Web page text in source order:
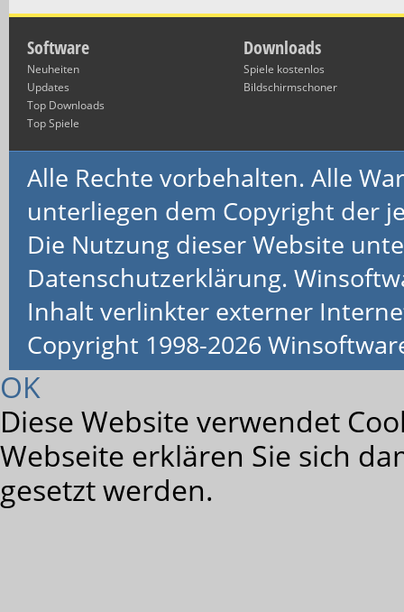
Software
Neuheiten
Updates
Top Downloads
Top Spiele
Downloads
Spiele kostenlos
Bildschirmschoner
Alle Rechte vorbehalten. Alle
unterliegen dem Copyright der
Die Nutzung dieser Website
Datenschutzerklärung.
Inhalt verlinkter externer
Copyright 1998-2026
OK
Diese Website verwendet
Webseite erklären Sie sich
gesetzt werden.